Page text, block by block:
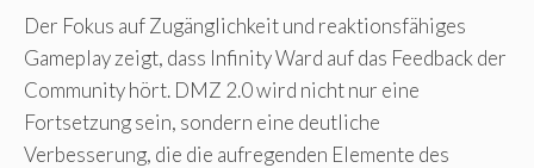
Der Fokus auf Zugänglichkeit und reaktionsfähiges
Gameplay zeigt, dass Infinity Ward auf das Feedback der
Community hört. DMZ 2.0 wird nicht nur eine
Fortsetzung sein, sondern eine deutliche
Verbesserung, die die aufregenden Elemente des